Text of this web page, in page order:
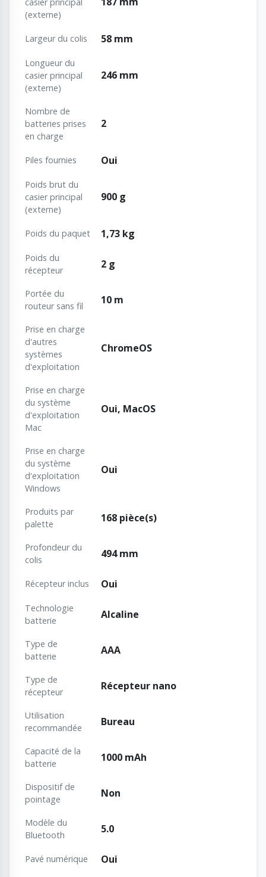
casier principal
(externe)
Largeur du colis 58 mm
Longueur du
casier principal
(externe)
246 mm
Nombre de
batteries prises
en charge
2
Piles fournies Oui
Poids brut du
casier principal
(externe)
900 g
Poids du paquet 1,73 kg
Poids du
récepteur
2 g
Portée du
routeur sans fil
10 m
Prise en charge
d'autres
systèmes
d'exploitation
ChromeOS
Prise en charge
du système
d'exploitation
Mac
Oui, MacOS
Prise en charge
du système
d'exploitation
Windows
Oui
Produits par
palette
168 pièce(s)
Profondeur du
colis
494 mm
Récepteur inclus Oui
Technologie
batterie
Alcaline
Type de
batterie
AAA
Type de
récepteur
Récepteur nano
Utilisation
recommandée
Bureau
Capacité de la
batterie
1000 mAh
Dispositif de
pointage
Non
Modèle du
Bluetooth
5.0
Pavé numérique Oui